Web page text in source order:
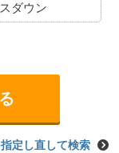
ダウン
定し直して検索